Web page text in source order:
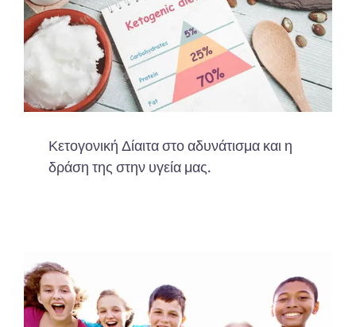
Κετογονική Δίαιτα στο αδυνάτισμα και η
δράση της στην υγεία μας.